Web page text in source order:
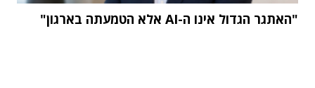
"האתגר הגדול אינו ה-AI אלא הטמעתה בארגון"